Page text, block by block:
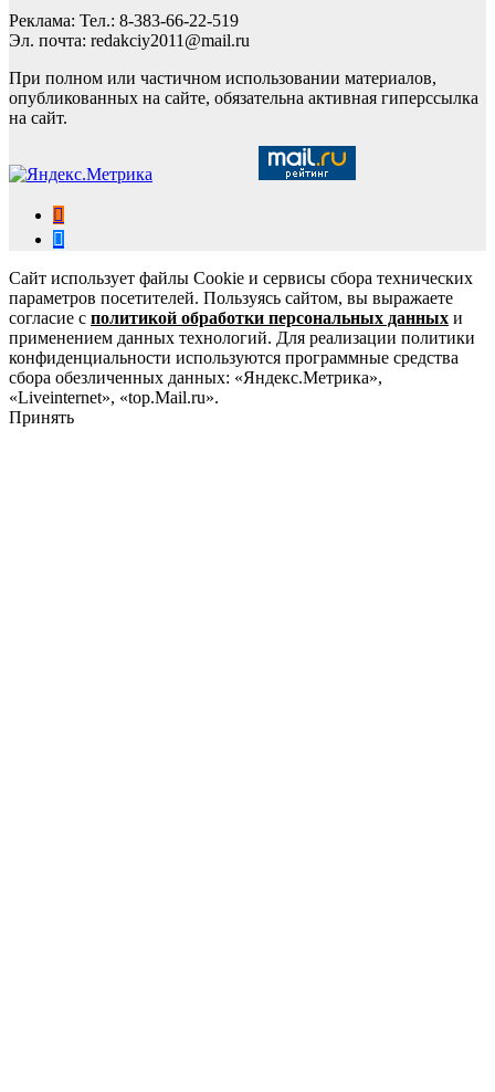
Реклама: Тел.: 8-383-66-22-519
Эл. почта: redakciy2011@mail.ru
При полном или частичном использовании материалов,
опубликованных на сайте, обязательна активная гиперссылка
на сайт.
Сайт использует файлы Cookie и сервисы сбора технических
параметров посетителей. Пользуясь сайтом, вы выражаете
согласие с политикой обработки персональных данных и
применением данных технологий. Для реализации политики
конфиденциальности используются программные средства
сбора обезличенных данных: «Яндекс.Метрика»,
«Liveinternet», «top.Mail.ru».
Принять